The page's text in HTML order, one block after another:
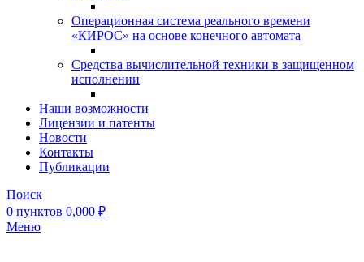
Операционная система реального времени
«КИРОС» на основе конечного автомата
Средства вычислительной техники в защищенном
исполнении
Наши возможности
Лицензии и патенты
Новости
Контакты
Публикации
Поиск
0 пунктов 0,000 ₽
Меню